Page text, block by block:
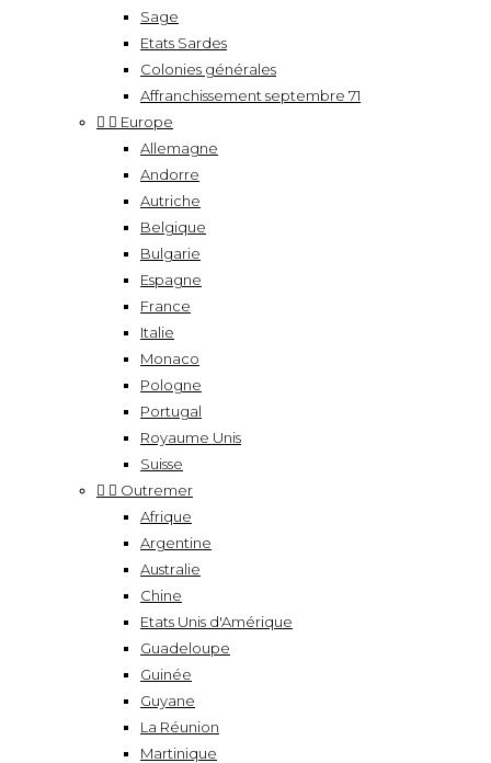
Sage
Etats Sardes
Colonies générales
Affranchissement septembre 71
  Europe
Allemagne
Andorre
Autriche
Belgique
Bulgarie
Espagne
France
Italie
Monaco
Pologne
Portugal
Royaume Unis
Suisse
  Outremer
Afrique
Argentine
Australie
Chine
Etats Unis d'Amérique
Guadeloupe
Guinée
Guyane
La Réunion
Martinique